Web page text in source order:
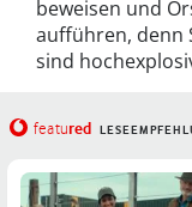
beweisen und
aufführen, denn
sind
featured